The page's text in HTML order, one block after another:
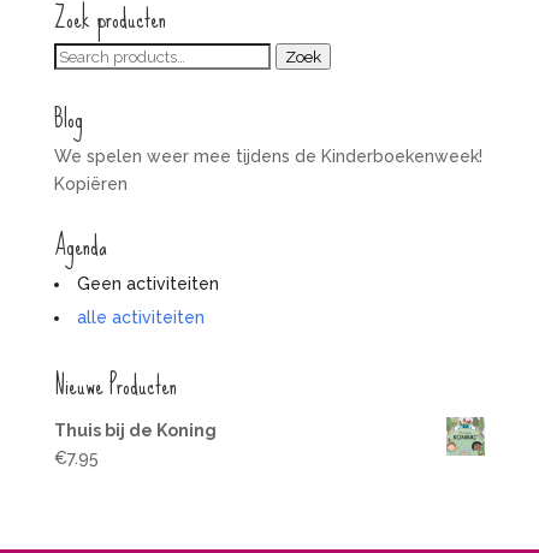
Zoek producten
Zoeken
Zoek
Blog
We spelen weer mee tijdens de Kinderboekenweek!
Kopiëren
Agenda
Geen activiteiten
alle activiteiten
Nieuwe Producten
Thuis bij de Koning
€7.95